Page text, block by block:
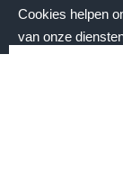
Cookies helpen
van onze
donderdag 6
Welkom bij